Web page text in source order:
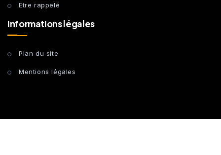
Etre rappelé
Informations légales
Plan du site
Mentions légales